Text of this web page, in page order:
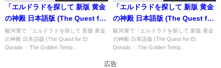
「エルドラドを探して 新版 黄金
の神殿 日本語版 (The Quest for
El Dorado： The Golden
Temples)」の概略と予約購入可
駿河屋で「エルドラドを探して 新版 黄金
の神殿 日本語版 (The Quest for El
Dorado： The Golden Temp...
「エルドラドを探して 新版 黄金
の神殿 日本語版 (The Quest for
El Dorado： The Golden
Temples)」の概略と予約購入可
駿河屋で「エルドラドを探して 新版 黄金
の神殿 日本語版 (The Quest for El
Dorado： The Golden Temp...
広告